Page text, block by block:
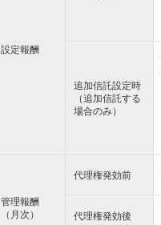
設定報酬
追加信託設定時
（追加信託する
場合のみ）
管理報酬
（月次）
代理権発効前
代理権発効後